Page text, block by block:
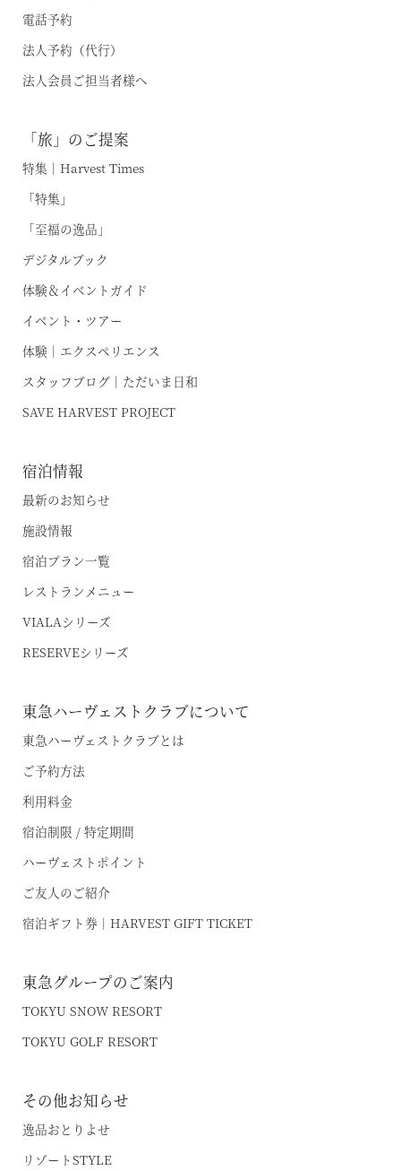
総合サイトに戻る
空室状況のご確認はこちら
オンライン予約はこちら
※ご利用には「 My Harvest 」へのログインが必要です
お電話でのご予約はこちら
電話予約
法人予約（代行）
法人会員ご担当者様へ
「旅」のご提案
特集｜Harvest Times
「特集」
「至福の逸品」
デジタルブック
体験＆イベントガイド
イベント・ツアー
体験｜エクスペリエンス
スタッフブログ｜ただいま日和
SAVE HARVEST PROJECT
宿泊情報
最新のお知らせ
施設情報
宿泊プラン一覧
レストランメニュー
VIALAシリーズ
RESERVEシリーズ
東急ハーヴェストクラブについて
東急ハーヴェストクラブとは
ご予約方法
利用料金
宿泊制限 / 特定期間
ハーヴェストポイント
ご友人のご紹介
宿泊ギフト券｜HARVEST GIFT TICKET
東急グループのご案内
TOKYU SNOW RESORT
TOKYU GOLF RESORT
その他お知らせ
逸品おとりよせ
リゾートSTYLE